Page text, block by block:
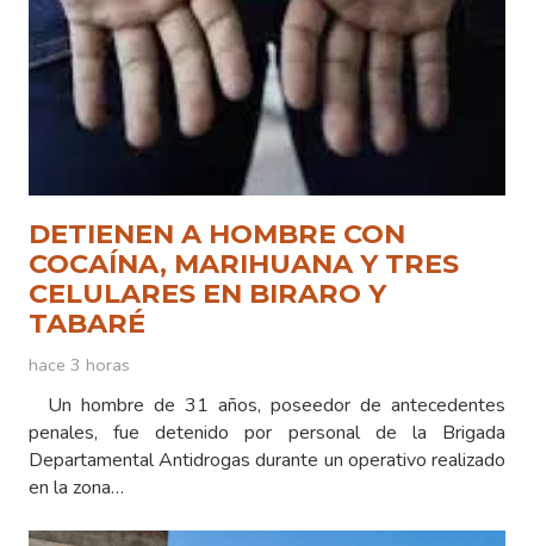
DETIENEN A HOMBRE CON
COCAÍNA, MARIHUANA Y TRES
CELULARES EN BIRARO Y
TABARÉ
hace 3 horas
Un hombre de 31 años, poseedor de antecedentes
penales, fue detenido por personal de la Brigada
Departamental Antidrogas durante un operativo realizado
en la zona…